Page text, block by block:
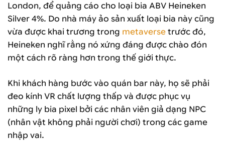
London, để quảng cáo cho loại bia ABV Heineken
Silver 4%. Do nhà máy ảo sản xuất loại bia này cũng
vừa được khai trương trong metaverse trước đó,
Heineken nghĩ rằng nó xứng đáng được chào đón
một cách rõ ràng hơn trong thế giới thực.
Khi khách hàng bước vào quán bar này, họ sẽ phải
đeo kính VR chất lượng thấp và được phục vụ
những ly bia pixel bởi các nhân viên giả dạng NPC
(nhân vật không phải người chơi) trong các game
nhập vai.